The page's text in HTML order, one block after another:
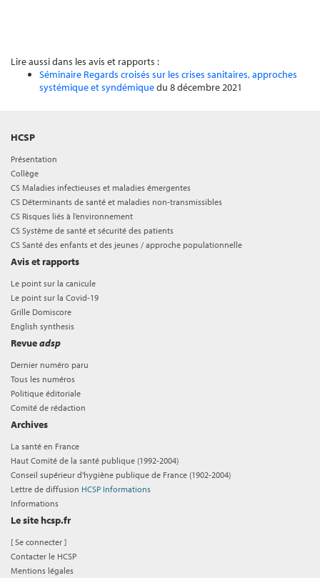
Lire aussi dans les avis et rapports :
Séminaire Regards croisés sur les crises sanitaires, approches
systémique et syndémiquedu 8 décembre 2021
HCSP
Présentation
Collège
CS Maladies infectieuses et maladies émergentes
CS Déterminants de santé et maladies non-transmissibles
CS Risques liés à l’environnement
CS Système de santé et sécurité des patients
CS Santé des enfants et des jeunes / approche populationnelle
Avis et rapports
Le point sur la canicule
Le point sur la Covid-19
Grille Domiscore
English synthesis
Revueadsp
Dernier numéro paru
Tous les numéros
Politique éditoriale
Comité de rédaction
Archives
La santé en France
Haut Comité de la santé publique (1992-2004)
Conseil supérieur d'hygiène publique de France (1902-2004)
Lettre de diffusion HCSP Informations
Informations
Le site hcsp.fr
[Se connecter ]
Contacter le HCSP
Mentions légales